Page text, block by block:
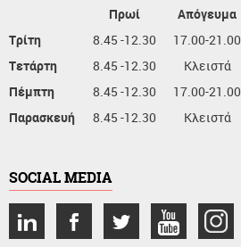
Πρωί
Απόγευμα
Τρίτη
8.45 -12.30
17.00-21.00
Τετάρτη
8.45 -12.30
Κλειστά
Πέμπτη
8.45 -12.30
17.00-21.00
Παρασκευή
8.45 -12.30 Κλειστά
SOCIAL MEDIA